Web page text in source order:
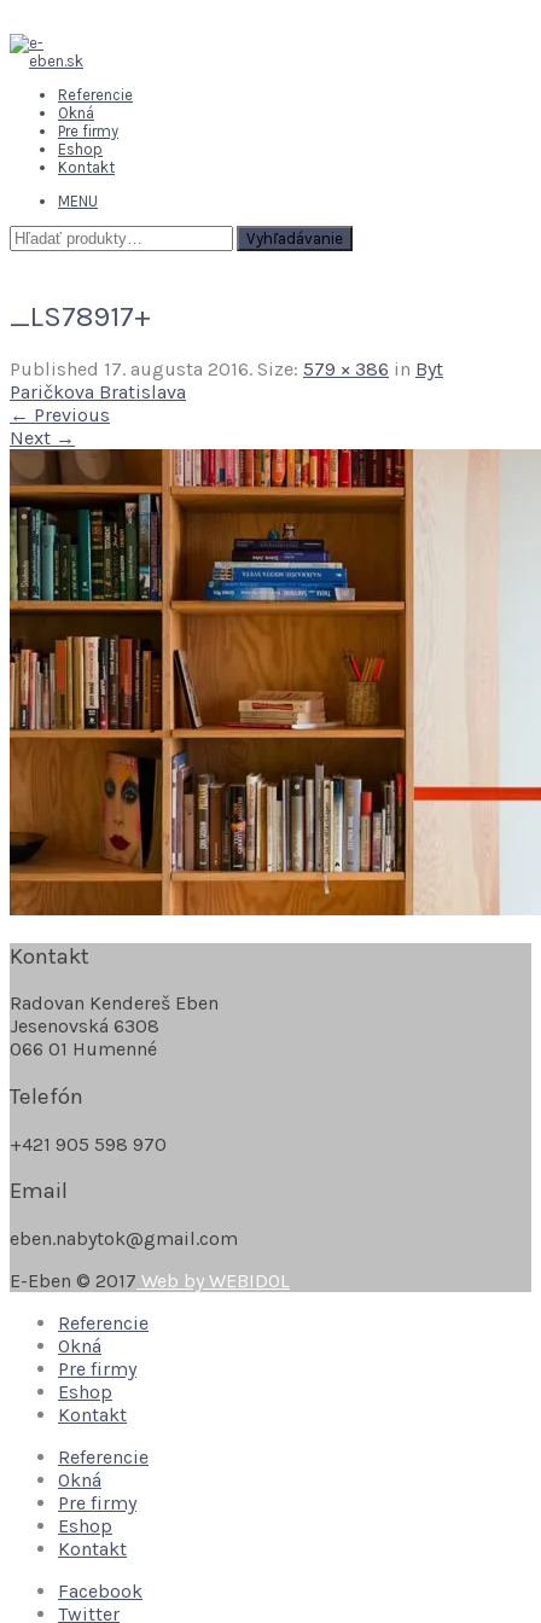
Referencie
Okná
Pre firmy
Eshop
Kontakt
MENU
Hľadať:
Vyhľadávanie
_LS78917+
Published 17. augusta 2016. Size: 579 × 386 in Byt
Paričkova Bratislava
← Previous
Next →
Kontakt
Radovan Kendereš Eben
Jesenovská 6308
066 01 Humenné
Telefón
+421 905 598 970
Email
eben.nabytok@gmail.com
E-Eben © 2017 Web by WEBIDOL
Referencie
Okná
Pre firmy
Eshop
Kontakt
Referencie
Okná
Pre firmy
Eshop
Kontakt
Facebook
Twitter